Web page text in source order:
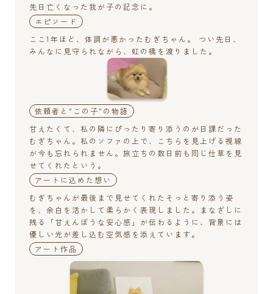
先日亡くなった我が子の記念に。
エピソード
ここ1年ほど、体調が悪かったむぎちゃん。 つい先日、
みんなに見守られながら、虹の橋を渡りました。
依頼者と"この子"の物語
甘えたくて、私の隣にぴったり寄り添うのが日課だった
むぎちゃん。私のソファの上で、こちらを見上げる視線
が今も忘れられません。旅立ちの数日前も同じ仕草を見
せてくれたという。
アートに込めた想い
むぎちゃんが最後まで見せてくれたそっと寄り添う姿
を、余白を活かして柔らかく表現しました。まなざしに
残る「甘えんぼうな安心感」が伝わるように、背景には
優しい光が差し込む空気感を添えています。
アート作品